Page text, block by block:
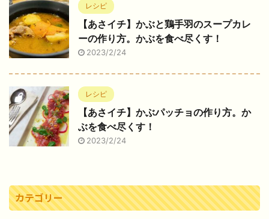
レシピ
【あさイチ】かぶと鶏手羽のスープカレ
ーの作り方。かぶを食べ尽くす！
2023/2/24
レシピ
【あさイチ】かぶパッチョの作り方。か
ぶを食べ尽くす！
2023/2/24
カテゴリー